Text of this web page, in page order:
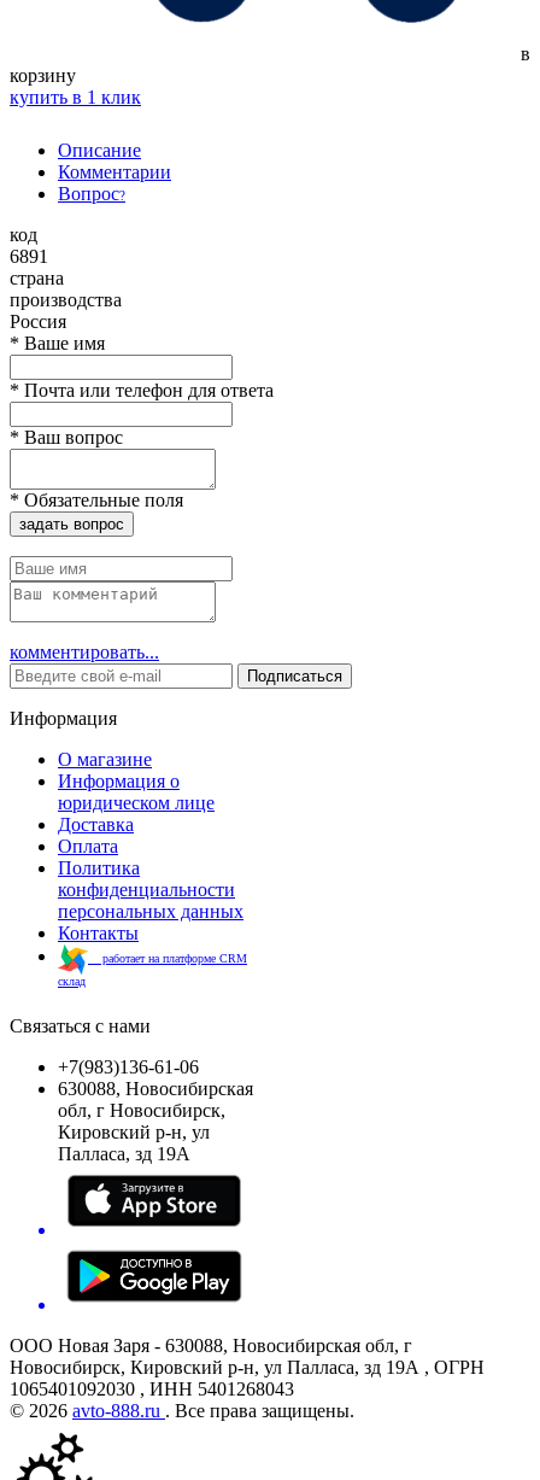
в
корзину
купить в 1 клик
Описание
Комментарии
Вопрос?
код
6891
страна
производства
Россия
* Ваше имя
* Почта или телефон для ответа
* Ваш вопрос
* Обязательные поля
задать вопрос
комментировать...
Подписаться
Информация
О магазине
Информация о
юридическом лице
Доставка
Оплата
Политика
конфиденциальности
персональных данных
Контакты
работает на платформе CRM
склад
Связаться с нами
+7(983)136-61-06
630088, Новосибирская
обл, г Новосибирск,
Кировский р-н, ул
Палласа, зд 19А
ООО Новая Заря - 630088, Новосибирская обл, г
Новосибирск, Кировский р-н, ул Палласа, зд 19А , ОГРН
1065401092030 , ИНН 5401268043
© 2026 avto-888.ru . Все права защищены.